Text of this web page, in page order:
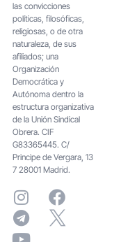
las convicciones
políticas, filosóficas,
religiosas, o de otra
naturaleza, de sus
afiliados; una
Organización
Democrática y
Autónoma dentro la
estructura organizativa
de la Unión Sindical
Obrera. CIF
G83365445. C/
Principe de Vergara, 13
7 28001 Madrid.